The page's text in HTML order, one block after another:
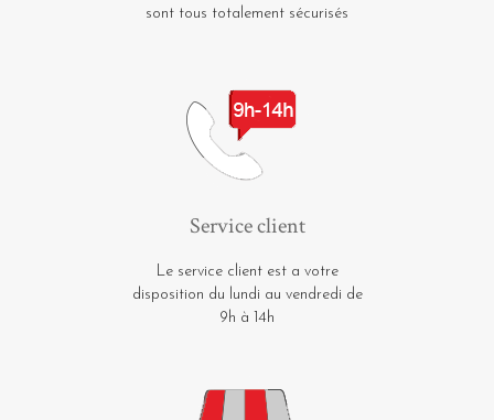
sont tous totalement sécurisés
Service client
Le service client est a votre
disposition du lundi au vendredi de
9h à 14h